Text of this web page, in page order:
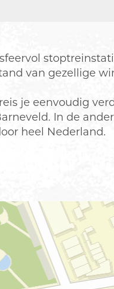
van gezellige
je eenvoudig
In de
heel Nederland.